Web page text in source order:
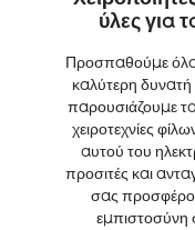
ύλες για
Προσπαθούμε όλα
καλύτερη
παρουσιάζουμε
χειροτεχνίες
αυτού του
προσιτές και
σας